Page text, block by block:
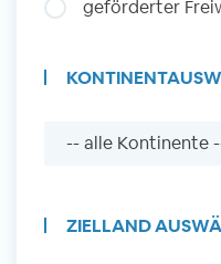
und
geförderter
ZIELLAND